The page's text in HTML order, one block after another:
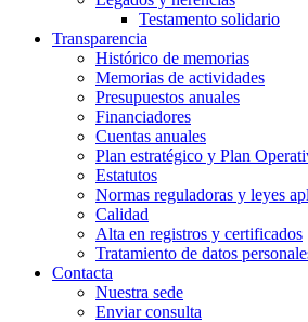
Testamento solidario
Transparencia
Histórico de memorias
Memorias de actividades
Presupuestos anuales
Financiadores
Cuentas anuales
Plan estratégico y Plan
Estatutos
Normas reguladoras y leyes
Calidad
Alta en registros y certificados
Tratamiento de datos
Contacta
Nuestra sede
Enviar consulta